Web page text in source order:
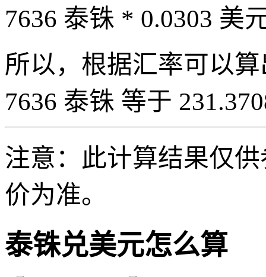
7636 泰铢 * 0.0303 美
所以，根据汇率可以
7636 泰铢 等于
注意：此计算结果仅
价为准。
泰铢兑美元怎么算